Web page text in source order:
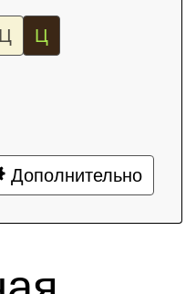
Ц Ц
Дополнительно